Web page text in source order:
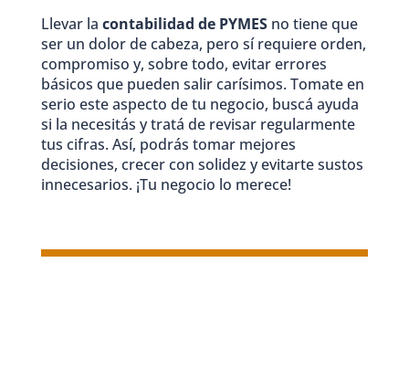
Llevar la contabilidad de PYMESno tiene que
ser un dolor de cabeza, pero sí requiere orden,
compromiso y, sobre todo, evitar errores
básicos que pueden salir carísimos. Tomate en
serio este aspecto de tu negocio, buscá ayuda
si la necesitás y tratá de revisar regularmente
tus cifras. Así, podrás tomar mejores
decisiones, crecer con solidez y evitarte sustos
innecesarios. ¡Tu negocio lo merece!